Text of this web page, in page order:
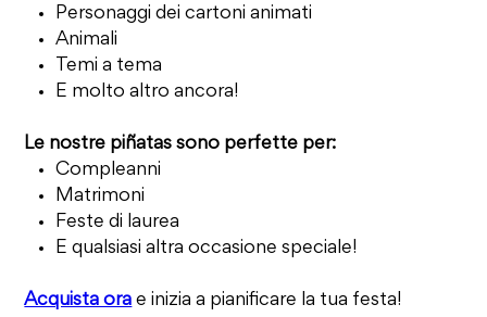
Personaggi dei cartoni animati
Animali
Temi a tema
E molto altro ancora!
Le nostre piñatas sono perfette per:
Compleanni
Matrimoni
Feste di laurea
E qualsiasi altra occasione speciale!
Acquista ora e inizia a pianificare la tua festa!